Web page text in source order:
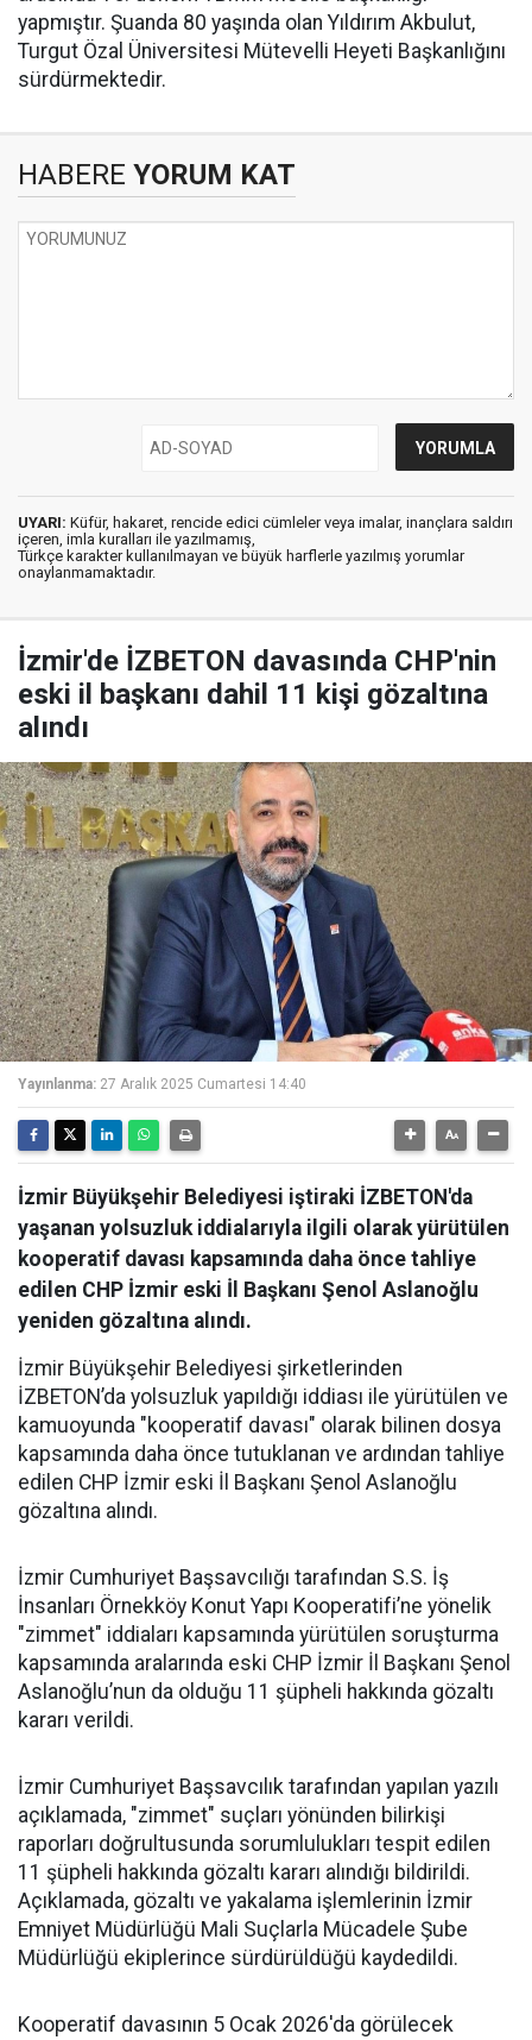
yapmıştır. Şuanda 80 yaşında olan Yıldırım Akbulut,
Turgut Özal Üniversitesi Mütevelli Heyeti Başkanlığını
sürdürmektedir.
HABERE YORUM KAT
UYARI: Küfür, hakaret, rencide edici cümleler veya imalar, inançlara saldırı
içeren, imla kuralları ile yazılmamış,
Türkçe karakter kullanılmayan ve büyük harflerle yazılmış yorumlar
onaylanmamaktadır.
İzmir'de İZBETON davasında CHP'nin
eski il başkanı dahil 11 kişi gözaltına
alındı
Yayınlanma: 27 Aralık 2025 Cumartesi 14:40
İzmir Büyükşehir Belediyesi iştiraki İZBETON'da
yaşanan yolsuzluk iddialarıyla ilgili olarak yürütülen
kooperatif davası kapsamında daha önce tahliye
edilen CHP İzmir eski İl Başkanı Şenol Aslanoğlu
yeniden gözaltına alındı.
İzmir Büyükşehir Belediyesi şirketlerinden
İZBETON’da yolsuzluk yapıldığı iddiası ile yürütülen ve
kamuoyunda "kooperatif davası" olarak bilinen dosya
kapsamında daha önce tutuklanan ve ardından tahliye
edilen CHP İzmir eski İl Başkanı Şenol Aslanoğlu
gözaltına alındı.
İzmir Cumhuriyet Başsavcılığı tarafından S.S. İş
İnsanları Örnekköy Konut Yapı Kooperatifi’ne yönelik
"zimmet" iddiaları kapsamında yürütülen soruşturma
kapsamında aralarında eski CHP İzmir İl Başkanı Şenol
Aslanoğlu’nun da olduğu 11 şüpheli hakkında gözaltı
kararı verildi.
İzmir Cumhuriyet Başsavcılık tarafından yapılan yazılı
açıklamada, "zimmet" suçları yönünden bilirkişi
raporları doğrultusunda sorumlulukları tespit edilen
11 şüpheli hakkında gözaltı kararı alındığı bildirildi.
Açıklamada, gözaltı ve yakalama işlemlerinin İzmir
Emniyet Müdürlüğü Mali Suçlarla Mücadele Şube
Müdürlüğü ekiplerince sürdürüldüğü kaydedildi.
Kooperatif davasının 5 Ocak 2026'da görülecek